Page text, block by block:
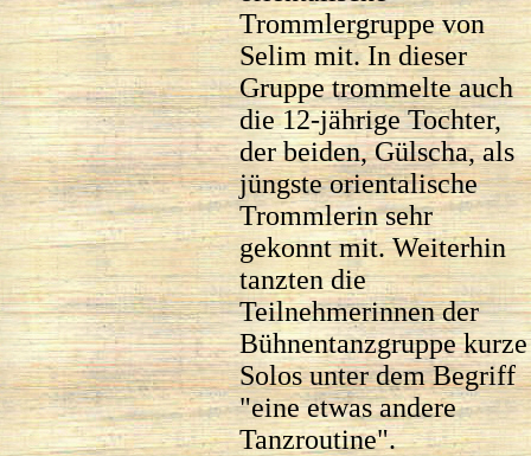
Trommlergruppe von
Selim mit. In dieser
Gruppe trommelte auch
die 12-jährige Tochter,
der beiden, Gülscha, als
jüngste orientalische
Trommlerin sehr
gekonnt mit. Weiterhin
tanzten die
Teilnehmerinnen der
Bühnentanzgruppe kurze
Solos unter dem Begriff
"eine etwas andere
Tanzroutine".